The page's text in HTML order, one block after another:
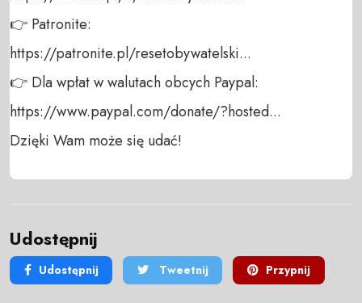
👉 Patronite:
https://patronite.pl/resetobywatelski...
👉 Dla wpłat w walutach obcych Paypal:
https://www.paypal.com/donate/?hosted...
Dzięki Wam może się udać!
Udostępnij
Udostępnij Tweetnij Przypnij